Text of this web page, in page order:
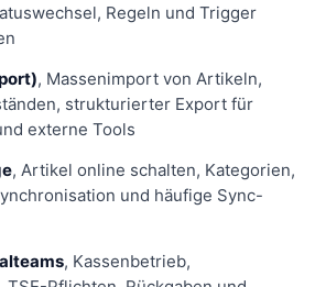
Regeln und Trigger
, Massenimport von Artikeln,
strukturierter Export für
externe Tools
, Artikel online schalten, Kategorien,
und häufige Sync-
, Kassenbetrieb,